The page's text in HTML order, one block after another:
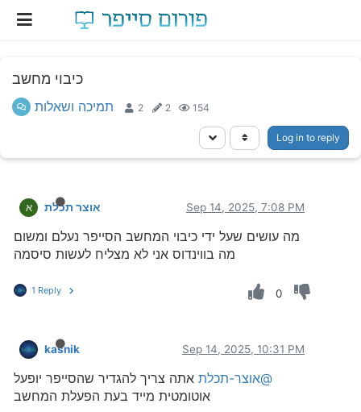
כיבוי מחשב
תמיכה ושאלות 2 2 154
Log in to reply
א אוצר תכלת Sep 14, 2025, 7:08 PM
מה עושים שעל ידי כיבוי המחשב הסייפר נעלם ומשום
מה בווינדוס אני לא מצליח לעשות סיסמה
1 Reply 0
kasnik Sep 14, 2025, 10:31 PM
@אוצר-תכלת אתה צריך להגדיר שהסייפר יופעל
אוטומטית מייד בעת הפעלת המחשב